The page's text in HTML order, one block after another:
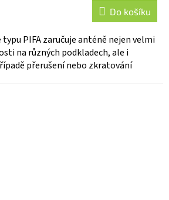
Do košíku
PIFA zaručuje anténě nejen velmi
na různých podkladech, ale i
přerušení nebo zkratování